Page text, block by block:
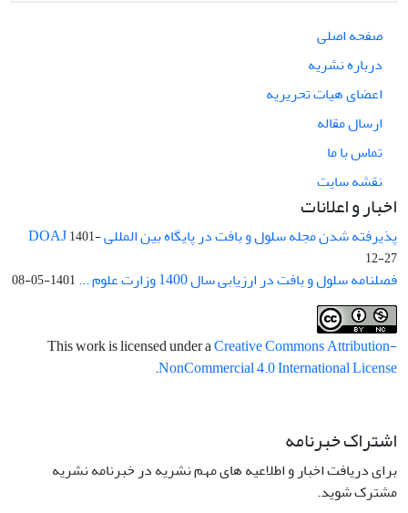
صفحه اصلی
درباره نشریه
اعضای هیات تحریریه
ارسال مقاله
تماس با ما
نقشه سایت
اخبار و اعلانات
پذیرفته شدن مجله سلول و بافت در پایگاه بین المللی DOAJ1401-
12-27
فصلنامه سلول و بافت در ارزیابی سال 1400 وزارت علوم ... 1401-05-08
This work is licensed under aCreative Commons Attribution-
NonCommercial 4.0 International License
.
اشتراک خبرنامه
برای دریافت اخبار و اطلاعیه های مهم نشریه در خبرنامه نشریه
مشترک شوید.